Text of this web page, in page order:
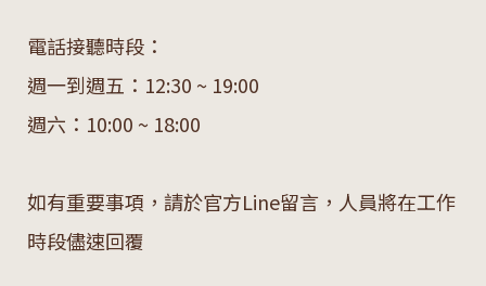
電話接聽時段：
週一到週五：12:30 ~ 19:00
週六：10:00 ~ 18:00
如有重要事項，請於官方Line留言，人員將在工作
時段儘速回覆